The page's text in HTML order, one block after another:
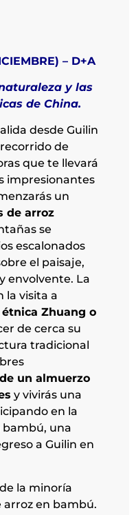
– D+A
y las
de China.
desde Guilin
de
que te llevará
impresionantes
un
de arroz
se
escalonados
el paisaje,
envolvente. La
la visita a
Zhuang o
de cerca su
tradicional
un almuerzo
y vivirás una
en la
bambú, una
a Guilin en
la minoría
arroz en bambú.